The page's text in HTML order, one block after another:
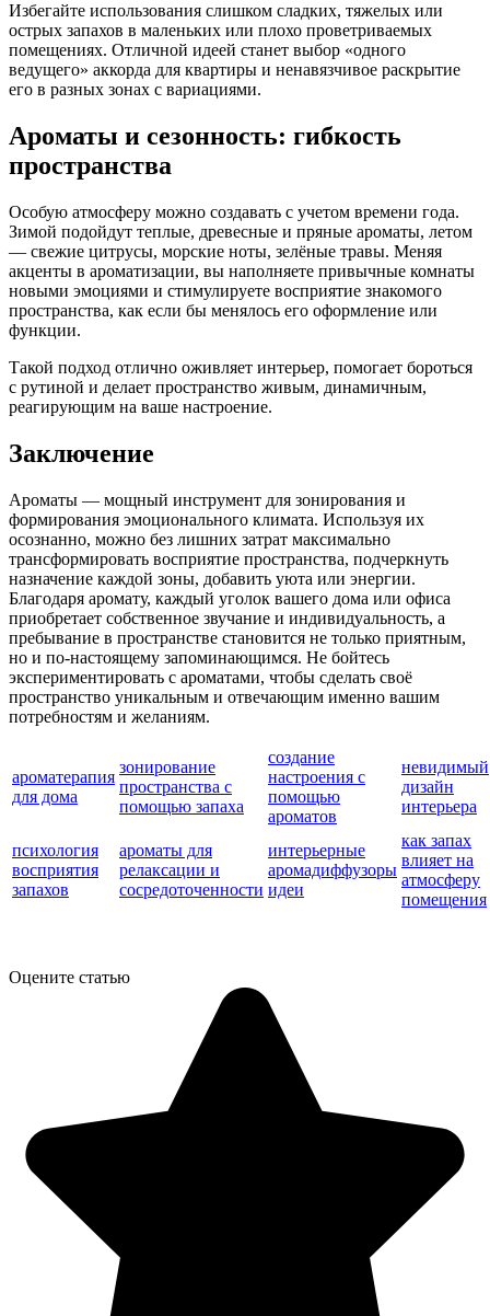
Избегайте использования слишком сладких, тяжелых или
острых запахов в маленьких или плохо проветриваемых
помещениях. Отличной идеей станет выбор «одного
ведущего» аккорда для квартиры и ненавязчивое раскрытие
его в разных зонах с вариациями.
Ароматы и сезонность: гибкость
пространства
Особую атмосферу можно создавать с учетом времени года.
Зимой подойдут теплые, древесные и пряные ароматы, летом
— свежие цитрусы, морские ноты, зелёные травы. Меняя
акценты в ароматизации, вы наполняете привычные комнаты
новыми эмоциями и стимулируете восприятие знакомого
пространства, как если бы менялось его оформление или
функции.
Такой подход отлично оживляет интерьер, помогает бороться
с рутиной и делает пространство живым, динамичным,
реагирующим на ваше настроение.
Заключение
Ароматы — мощный инструмент для зонирования и
формирования эмоционального климата. Используя их
осознанно, можно без лишних затрат максимально
трансформировать восприятие пространства, подчеркнуть
назначение каждой зоны, добавить уюта или энергии.
Благодаря аромату, каждый уголок вашего дома или офиса
приобретает собственное звучание и индивидуальность, а
пребывание в пространстве становится не только приятным,
но и по-настоящему запоминающимся. Не бойтесь
экспериментировать с ароматами, чтобы сделать своё
пространство уникальным и отвечающим именно вашим
потребностям и желаниям.
ароматерапия
для дома
зонирование
пространства с
помощью запаха
создание
настроения с
помощью
ароматов
невидимый
дизайн
интерьера
психология
восприятия
запахов
ароматы для
релаксации и
сосредоточенности
интерьерные
аромадиффузоры
идеи
как запах
влияет на
атмосферу
помещения
Оцените статью